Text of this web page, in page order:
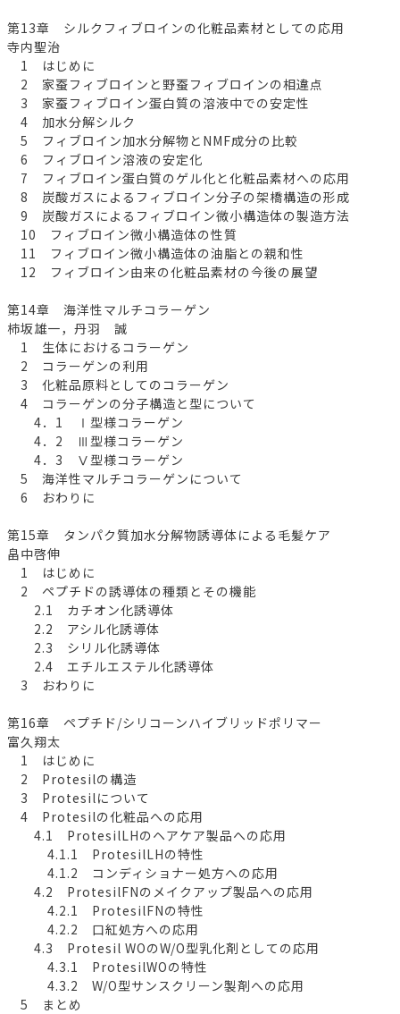
第13章 シルクフィブロインの化粧品素材としての応用
寺内聖治
1 はじめに
2 家蚕フィブロインと野蚕フィブロインの相違点
3 家蚕フィブロイン蛋白質の溶液中での安定性
4 加水分解シルク
5 フィブロイン加水分解物とNMF成分の比較
6 フィブロイン溶液の安定化
7 フィブロイン蛋白質のゲル化と化粧品素材への応用
8 炭酸ガスによるフィブロイン分子の架橋構造の形成
9 炭酸ガスによるフィブロイン微小構造体の製造方法
10 フィブロイン微小構造体の性質
11 フィブロイン微小構造体の油脂との親和性
12 フィブロイン由来の化粧品素材の今後の展望
第14章 海洋性マルチコラーゲン
柿坂雄一，丹羽 誠
1 生体におけるコラーゲン
2 コラーゲンの利用
3 化粧品原料としてのコラーゲン
4 コラーゲンの分子構造と型について
4．1 Ⅰ型様コラーゲン
4．2 Ⅲ型様コラーゲン
4．3 Ⅴ型様コラーゲン
5 海洋性マルチコラーゲンについて
6 おわりに
第15章 タンパク質加水分解物誘導体による毛髪ケア
畠中啓伸
1 はじめに
2 ペプチドの誘導体の種類とその機能
2.1 カチオン化誘導体
2.2 アシル化誘導体
2.3 シリル化誘導体
2.4 エチルエステル化誘導体
3 おわりに
第16章 ペプチド/シリコーンハイブリッドポリマー
富久翔太
1 はじめに
2 Protesilの構造
3 Protesilについて
4 Protesilの化粧品への応用
4.1 ProtesilLHのヘアケア製品への応用
4.1.1 ProtesilLHの特性
4.1.2 コンディショナー処方への応用
4.2 ProtesilFNのメイクアップ製品への応用
4.2.1 ProtesilFNの特性
4.2.2 口紅処方への応用
4.3 Protesil WOのW/O型乳化剤としての応用
4.3.1 ProtesilWOの特性
4.3.2 W/O型サンスクリーン製剤への応用
5 まとめ